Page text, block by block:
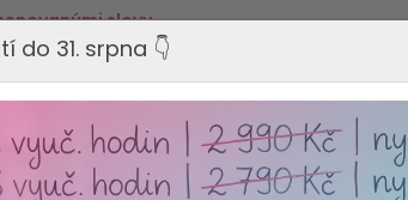
slovy
do 31. srpna 👇